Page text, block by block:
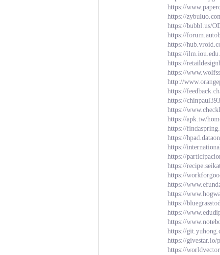
https://
https://
https://bubbl.us/
https://
https://
https://
https://
https://
http://
https://
https://
https://
https://apk.tw/
https://
https://
https://
https://
https://
https://
https://
https://
https://
https://
https://
https://
https://givestar.io/
https://